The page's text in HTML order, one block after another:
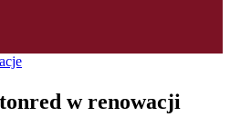
w renowacji